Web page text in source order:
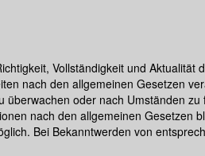
Vollständigkeit und
nach den allgemeinen Gesetzen
oder nach Umständen
nach den allgemeinen Gesetzen
Bei Bekanntwerden von